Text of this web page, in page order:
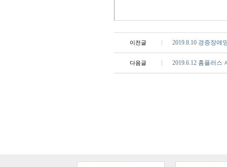
이전글 2019.8.10 경증장애
다음글 2019.6.12 홈플러스